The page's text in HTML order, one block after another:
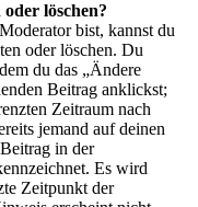
löschen?
bist, kannst du
oder löschen. Du
du das „Ändere
Beitrag anklickst;
Zeitraum nach
jemand auf deinen
in der
Es wird
Zeitpunkt der